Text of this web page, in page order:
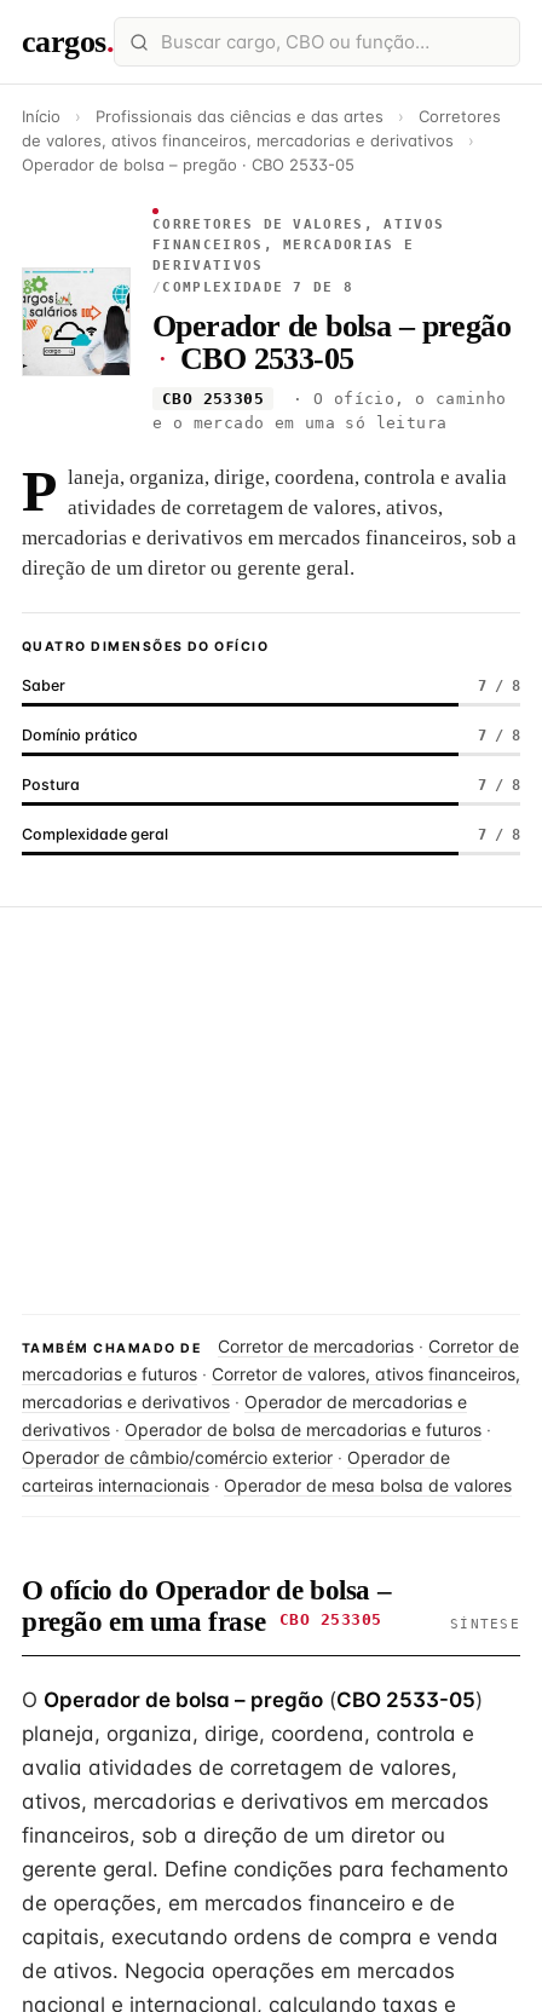
cargos.
Início › Profissionais das ciências e das artes ›
Corretores
de valores, ativos financeiros, mercadorias e derivativos
›
Operador de bolsa – pregão · CBO 2533-05
CORRETORES DE VALORES, ATIVOS
FINANCEIROS, MERCADORIAS E
DERIVATIVOS
/ COMPLEXIDADE 7 DE 8
Operador de bolsa – pregão
· CBO 2533-05
CBO 253305
· O ofício, o caminho
e o mercado em uma só leitura
P laneja, organiza, dirige, coordena, controla e avalia
atividades de corretagem de valores, ativos,
mercadorias e derivativos em mercados financeiros, sob a
direção de um diretor ou gerente geral.
QUATRO DIMENSÕES DO OFÍCIO
Saber 7 / 8
Domínio prático 7 / 8
Postura 7 / 8
Complexidade geral 7 / 8
TAMBÉM CHAMADO DE Corretor de mercadorias · Corretor de
mercadorias e futuros · Corretor de valores, ativos financeiros,
mercadorias e derivativos · Operador de mercadorias e
derivativos · Operador de bolsa de mercadorias e futuros ·
Operador de câmbio/comércio exterior · Operador de
carteiras internacionais · Operador de mesa bolsa de valores
O ofício do Operador de bolsa –
pregão em uma frase
CBO 253305 SÍNTESE
O Operador de bolsa – pregão (CBO 2533-05)
planeja, organiza, dirige, coordena, controla e
avalia atividades de corretagem de valores,
ativos, mercadorias e derivativos em mercados
financeiros, sob a direção de um diretor ou
gerente geral. Define condições para fechamento
de operações, em mercados financeiro e de
capitais, executando ordens de compra e venda
de ativos. Negocia operações em mercados
nacional e internacional, calculando taxas e